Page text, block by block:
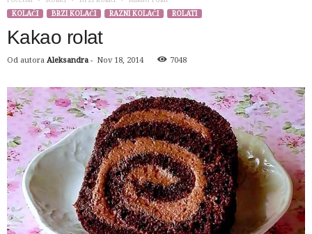
KOLAČI
BRZI KOLAČI RAZNI KOLAČI ROLATI
Kakao rolat
Od autora Aleksandra - Nov 18, 2014 7048